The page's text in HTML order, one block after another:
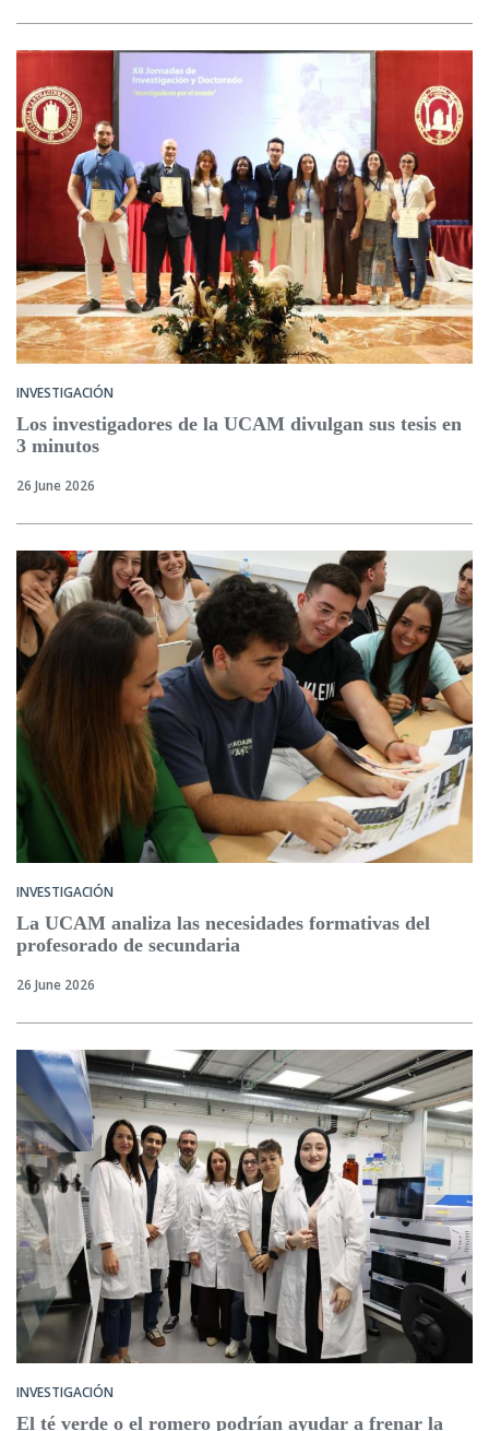
INVESTIGACIÓN
Los investigadores de la UCAM divulgan sus tesis en
3 minutos
26 June 2026
INVESTIGACIÓN
La UCAM analiza las necesidades formativas del
profesorado de secundaria
26 June 2026
INVESTIGACIÓN
El té verde o el romero podrían ayudar a frenar la